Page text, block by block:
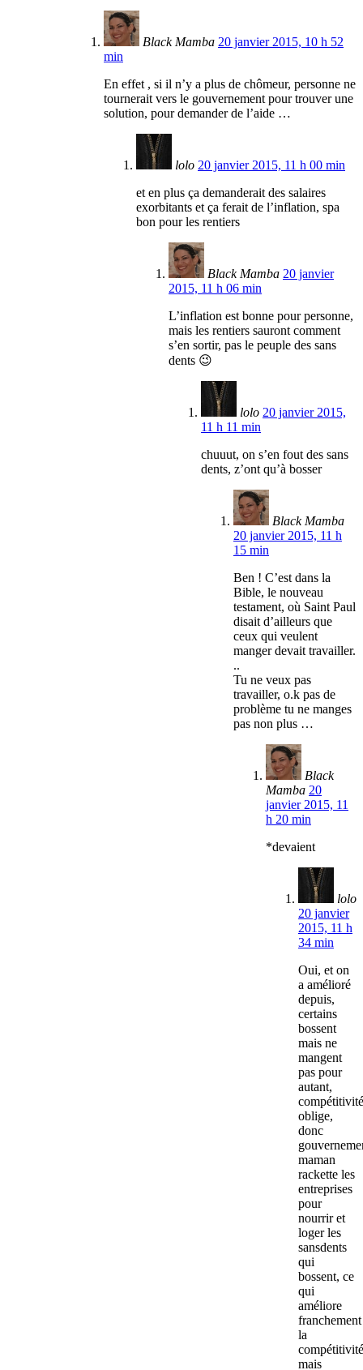
Black Mamba 20 janvier 2015, 10 h 52
min
En effet , si il n’y a plus de chômeur, personne ne
tournerait vers le gouvernement pour trouver une
solution, pour demander de l’aide …
lolo 20 janvier 2015, 11 h 00 min
et en plus ça demanderait des salaires
exorbitants et ça ferait de l’inflation, spa
bon pour les rentiers
Black Mamba 20 janvier
2015, 11 h 06 min
L’inflation est bonne pour personne,
mais les rentiers sauront comment
s’en sortir, pas le peuple des sans
dents 😉
lolo 20 janvier 2015,
11 h 11 min
chuuut, on s’en fout des sans
dents, z’ont qu’à bosser
Black Mamba
20 janvier 2015, 11 h
15 min
Ben ! C’est dans la
Bible, le nouveau
testament, où Saint Paul
disait d’ailleurs que
ceux qui veulent
manger devait travailler.
..
Tu ne veux pas
travailler, o.k pas de
problème tu ne manges
pas non plus …
Black
Mamba 20
janvier 2015, 11
h 20 min
*devaient
lolo
20 janvier
2015, 11 h
34 min
Oui, et on
a amélioré
depuis,
certains
bossent
mais ne
mangent
pas pour
autant,
compétitivité
oblige,
donc
maman
rackette les
entreprises
pour
nourrir et
loger les
sansdents
qui
bossent, ce
qui
améliore
franchement
la
mais